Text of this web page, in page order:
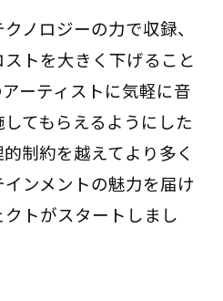
ノロジーの力で収録、
トを大きく下げること
ーティストに気軽に音
てもらえるようにした
制約を越えてより多く
ンメントの魅力を届け
トがスタートしまし